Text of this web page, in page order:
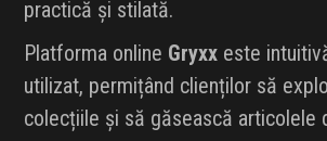
practică și stilată.
Platforma online Gryxx este
utilizat, permițând clienților să
colecțiile și să găsească articolele